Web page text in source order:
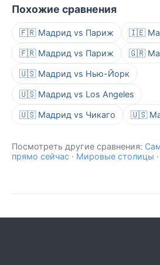
Похожие сравнения
🇫🇷 Мадрид vs Париж 🇮🇪
🇫🇷 Мадрид vs Париж 🇬🇷
🇺🇸 Мадрид vs Нью-Йорк
🇺🇸 Мадрид vs Los Angeles
🇺🇸 Мадрид vs Чикаго 🇺🇸
Посмотреть другие сравнения:
прямо сейчас · Мировые столицы ·